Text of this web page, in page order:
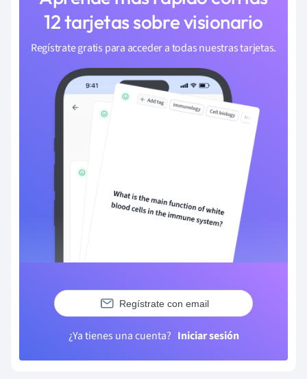
12 tarjetas sobre visionario
Regístrate gratis para acceder a todas nuestras tarjetas.
Regístrate con email
¿Ya tienes una cuenta? Iniciar sesión